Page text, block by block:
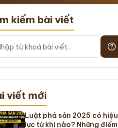
kiếm bài viết
viết mới
Luật phá sản 2025 có hiệu
lực từ khi nào? Những điểm